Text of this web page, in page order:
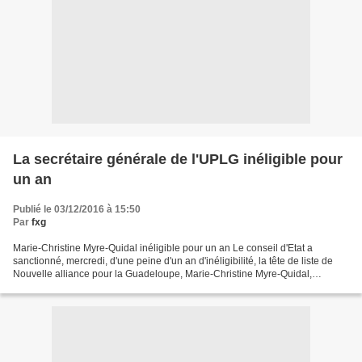
La secrétaire générale de l'UPLG inéligible pour
un an
Publié le 03/12/2016 à 15:50
Par fxg
Marie-Christine Myre-Quidal inéligible pour un an Le conseil d'Etat a
sanctionné, mercredi, d'une peine d'un an d'inéligibilité, la tête de liste de
Nouvelle alliance pour la Guadeloupe, Marie-Christine Myre-Quidal,